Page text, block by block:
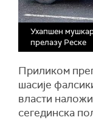
Ухапшен
прелазу Реске
Приликом
шасије
власти
сегединска